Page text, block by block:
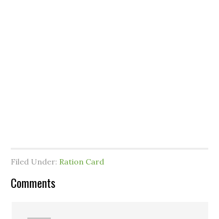
Filed Under: Ration Card
Comments